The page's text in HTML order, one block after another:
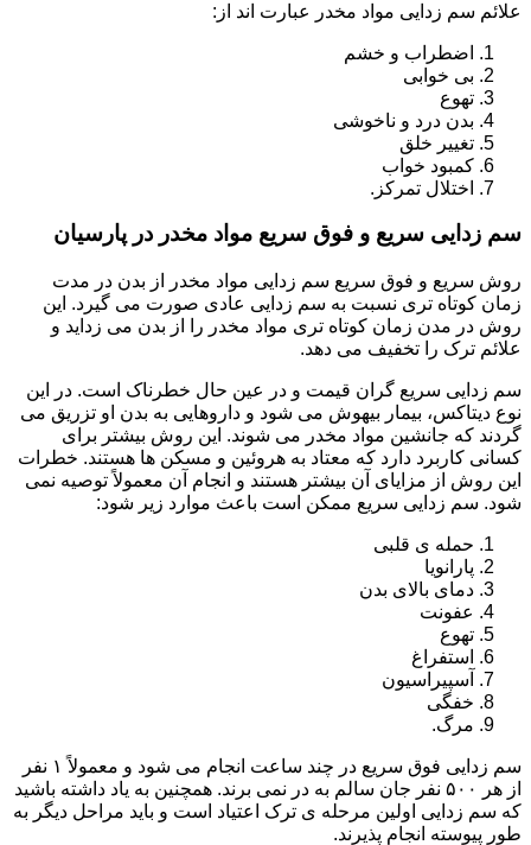
علائم سم زدایی مواد مخدر عبارت اند از:
اضطراب و خشم
بی خوابی
تهوع
بدن درد و ناخوشی
تغییر خلق
کمبود خواب
اختلال تمرکز.
سم زدایی سریع و فوق سریع مواد مخدر در پارسیان
روش سریع و فوق سریع سم زدایی مواد مخدر از بدن در مدت
زمان کوتاه تری نسبت به سم زدایی عادی صورت می گیرد. این
روش در مدن زمان کوتاه تری مواد مخدر را از بدن می زداید و
علائم ترک را تخفیف می دهد.
سم زدایی سریع گران قیمت و در عین حال خطرناک است. در این
نوع دیتاکس، بیمار بیهوش می شود و داروهایی به بدن او تزریق می
گردند که جانشین مواد مخدر می شوند. این روش بیشتر برای
کسانی کاربرد دارد که معتاد به هروئین و مسکن ها هستند. خطرات
این روش از مزایای آن بیشتر هستند و انجام آن معمولاً توصیه نمی
شود. سم زدایی سریع ممکن است باعث موارد زیر شود:
حمله ی قلبی
پارانویا
دمای بالای بدن
عفونت
تهوع
استفراغ
آسپیراسیون
خفگی
مرگ.
سم زدایی فوق سریع در چند ساعت انجام می شود و معمولاً ۱ نفر
از هر ۵۰۰ نفر جان سالم به در نمی برند. همچنین به یاد داشته باشید
که سم زدایی اولین مرحله ی ترک اعتیاد است و باید مراحل دیگر به
طور پیوسته انجام پذیرند.